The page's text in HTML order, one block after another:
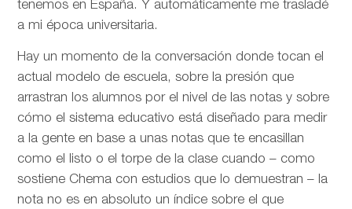
tenemos en España. Y automáticamente me trasladé
a mi época universitaria.
Hay un momento de la conversación donde tocan el
actual modelo de escuela, sobre la presión que
arrastran los alumnos por el nivel de las notas y sobre
cómo el sistema educativo está diseñado para medir
a la gente en base a unas notas que te encasillan
como el listo o el torpe de la clase cuando – como
sostiene Chema con estudios que lo demuestran – la
nota no es en absoluto un índice sobre el que